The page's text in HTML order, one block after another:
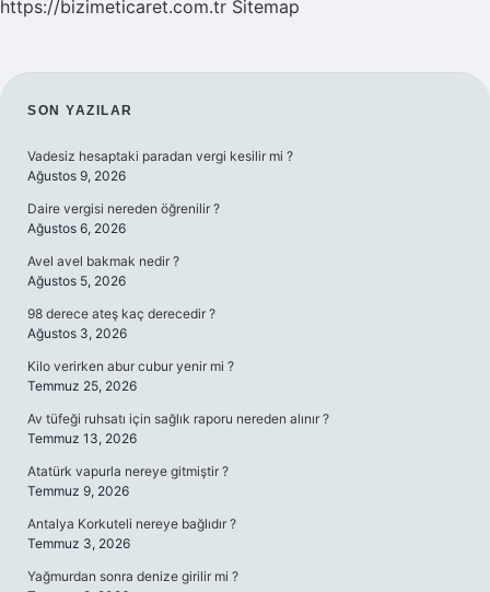
https://bizimeticaret.com.tr Sitemap
SIDEBAR
SON YAZILAR
Vadesiz hesaptaki paradan vergi kesilir mi ?
Ağustos 9, 2026
Daire vergisi nereden öğrenilir ?
Ağustos 6, 2026
Avel avel bakmak nedir ?
Ağustos 5, 2026
98 derece ateş kaç derecedir ?
Ağustos 3, 2026
Kilo verirken abur cubur yenir mi ?
Temmuz 25, 2026
Av tüfeği ruhsatı için sağlık raporu nereden alınır ?
Temmuz 13, 2026
Atatürk vapurla nereye gitmiştir ?
Temmuz 9, 2026
Antalya Korkuteli nereye bağlıdır ?
Temmuz 3, 2026
Yağmurdan sonra denize girilir mi ?